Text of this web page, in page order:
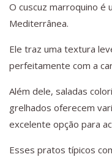
O cuscuz marroquino é
Mediterrânea.
Ele traz uma textura
perfeitamente com a
Além dele, saladas
grelhados oferecem
excelente opção para
Esses pratos típicos